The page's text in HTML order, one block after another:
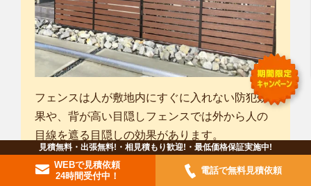
フェンスは人が敷地内にすぐに入れない防犯効
果や、背が高い目隠しフェンスでは外から人の
目線を遮る目隠しの効果があります。
素材はアルミや木製、人工樹脂などのほか、植
栽で行う生垣やブロック塀などがあります。
見積無料・出張無料!・相見積もり歓迎!・最低価格保証実施中!
WEBで見積依頼
24時間受付中！
電話で無料見積依頼